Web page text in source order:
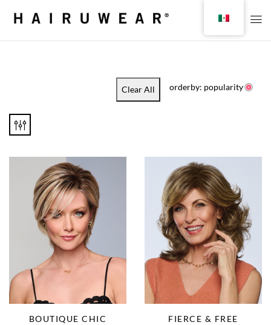
Clear All orderby: popularity
BOUTIQUE CHIC FIERCE & FREE